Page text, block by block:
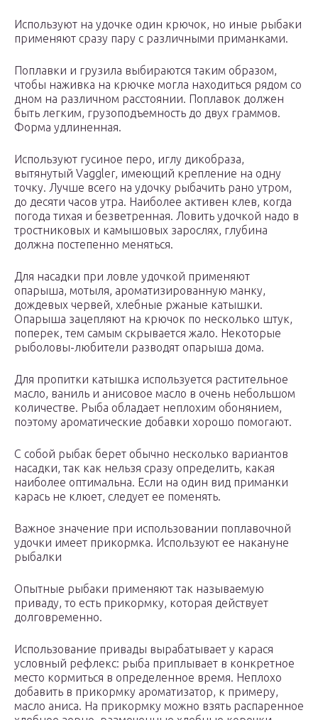
Используют на удочке один крючок, но иные рыбаки
применяют сразу пару с различными приманками.
Поплавки и грузила выбираются таким образом,
чтобы наживка на крючке могла находиться рядом со
дном на различном расстоянии. Поплавок должен
быть легким, грузоподъемность до двух граммов.
Форма удлиненная.
Используют гусиное перо, иглу дикобраза,
вытянутый Vaggler, имеющий крепление на одну
точку. Лучше всего на удочку рыбачить рано утром,
до десяти часов утра. Наиболее активен клев, когда
погода тихая и безветренная. Ловить удочкой надо в
тростниковых и камышовых зарослях, глубина
должна постепенно меняться.
Для насадки при ловле удочкой применяют
опарыша, мотыля, ароматизированную манку,
дождевых червей, хлебные ржаные катышки.
Опарыша зацепляют на крючок по несколько штук,
поперек, тем самым скрывается жало. Некоторые
рыболовы-любители разводят опарыша дома.
Для пропитки катышка используется растительное
масло, ваниль и анисовое масло в очень небольшом
количестве. Рыба обладает неплохим обонянием,
поэтому ароматические добавки хорошо помогают.
С собой рыбак берет обычно несколько вариантов
насадки, так как нельзя сразу определить, какая
наиболее оптимальна. Если на один вид приманки
карась не клюет, следует ее поменять.
Важное значение при использовании поплавочной
удочки имеет прикормка. Используют ее накануне
рыбалки
Опытные рыбаки применяют так называемую
приваду, то есть прикормку, которая действует
долговременно.
Использование привады вырабатывает у карася
условный рефлекс: рыба приплывает в конкретное
место кормиться в определенное время. Неплохо
добавить в прикормку ароматизатор, к примеру,
масло аниса. На прикормку можно взять распаренное